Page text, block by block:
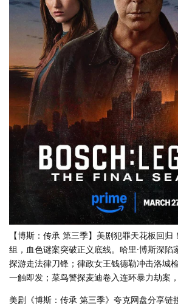
【博斯：传承 第三季】美剧犯罪天花板回归
组，血色谜案突破正义底线。哈里·博斯深陷
探游走法律刀锋；律政女王钱德勒冲击洛城
一触即发；菜鸟警探麦迪卷入连环暴力劫案
美剧《博斯：传承 第三季》夸克网盘分享链